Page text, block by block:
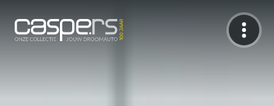
De Caspers Collectie